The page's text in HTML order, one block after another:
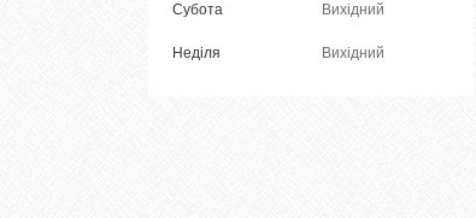
Субота Вихідний
Неділя Вихідний